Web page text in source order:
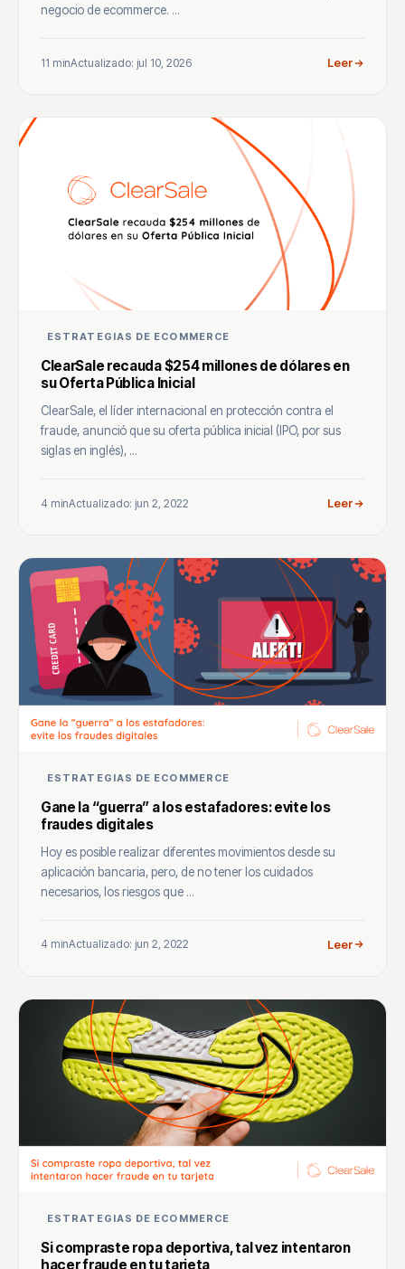
negocio de ecommerce. ...
11 minActualizado: jul 10, 2026 Leer
ESTRATEGIAS DE ECOMMERCE
ClearSale recauda $254 millones de dólares en
su Oferta Pública Inicial
ClearSale, el líder internacional en protección contra el
fraude, anunció que su oferta pública inicial (IPO, por sus
siglas en inglés), ...
4 minActualizado: jun 2, 2022 Leer
ESTRATEGIAS DE ECOMMERCE
Gane la “guerra” a los estafadores: evite los
fraudes digitales
Hoy es posible realizar diferentes movimientos desde su
aplicación bancaria, pero, de no tener los cuidados
necesarios, los riesgos que ...
4 minActualizado: jun 2, 2022 Leer
ESTRATEGIAS DE ECOMMERCE
Si compraste ropa deportiva, tal vez intentaron
hacer fraude en tu tarjeta